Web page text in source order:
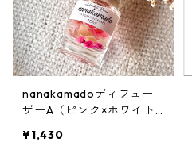
nanakamadoディフュー
ザーA（ピンク×ホワイト
¥1,430